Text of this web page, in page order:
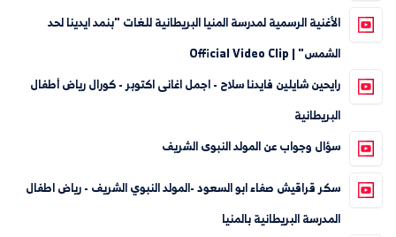
الأغنية الرسمية لمدرسة المنيا البريطانية للغات "بنمد ايدينا لحد
الشمس" | Official Video Clip
رايحين شايلين فايدنا سلاح - اجمل اغانى اكتوبر - كورال رياض أطفال
البريطانية
سؤال وجواب عن المولد النبوى الشريف
سكر قراقيش صفاء ابو السعود -المولد النبوي الشريف - رياض اطفال
المدرسة البريطانية بالمنيا